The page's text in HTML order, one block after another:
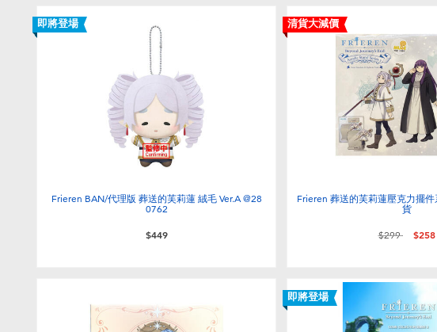
即將登場
Frieren BAN/代理版 葬送的芙莉蓮 絨毛 Ver.A @28
0762
$449
清貨大減價
Frieren 葬送的芙莉蓮壓克力擺
貨
價格從
$299至 $258
即將登場